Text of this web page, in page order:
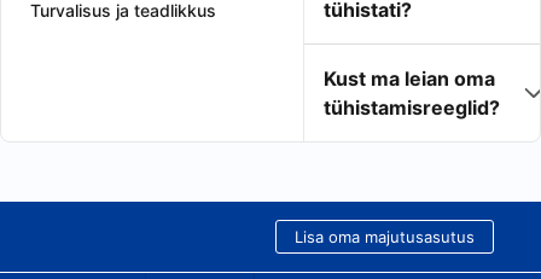
Turvalisus ja teadlikkus
tühistati?
Kust ma leian oma
tühistamisreeglid?
Lisa oma majutusasutus